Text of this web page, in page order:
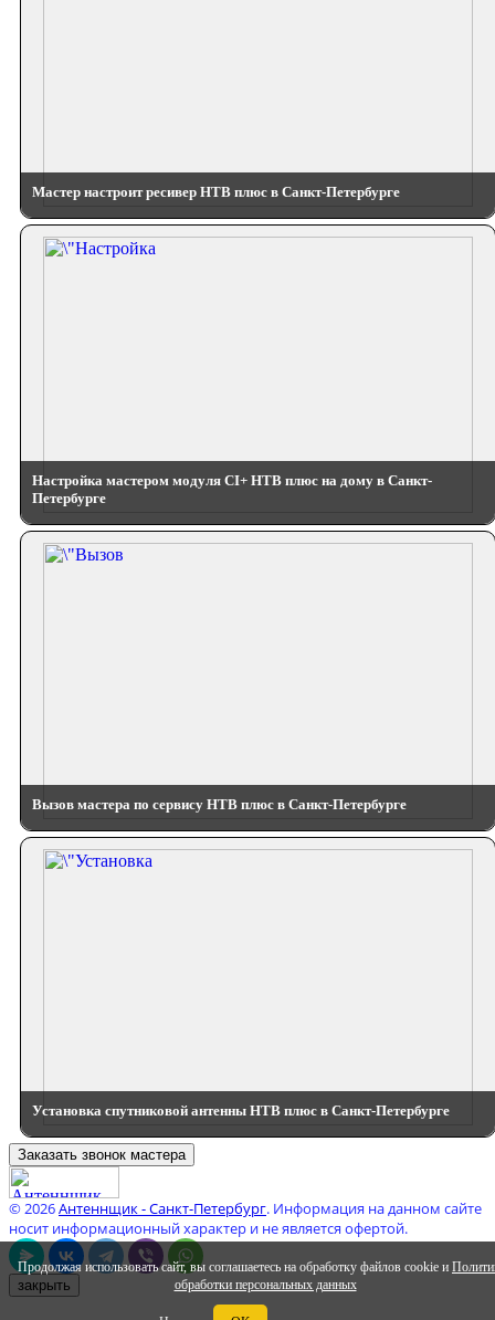
Продолжая использовать сайт, вы соглашаетесь на обработку файлов cookie и
обработки персональных данных
Мастер настроит ресивер НТВ плюс в Санкт-Петербурге
Настройка мастером модуля CI+ НТВ плюс на дому в Санкт-
Петербурге
Вызов мастера по сервису НТВ плюс в Санкт-Петербурге
Установка спутниковой антенны НТВ плюс в Санкт-Петербурге
Заказать звонок мастера
© 2026Антеннщик - Санкт-Петербург. Информация на данном сайте
носит информационный характер и не является офертой.
закрыть